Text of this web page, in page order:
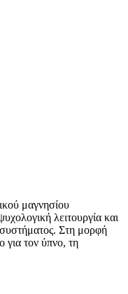
μαγνησίου
λειτουργία και
συστήματος. Στη μορφή
για τον ύπνο, τη